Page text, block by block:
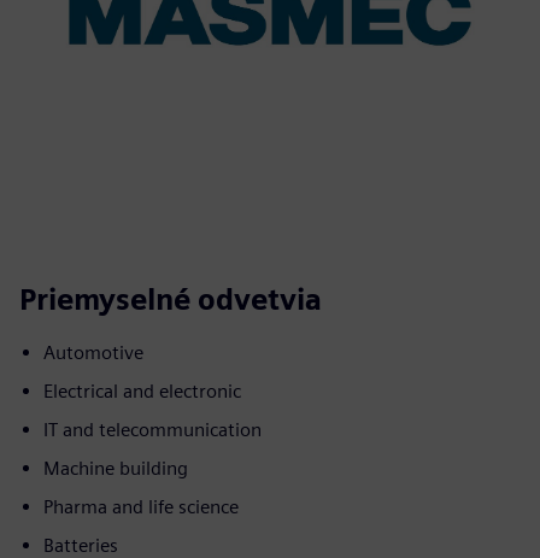
Priemyselné odvetvia
Automotive
Electrical and electronic
IT and telecommunication
Machine building
Pharma and life science
Batteries